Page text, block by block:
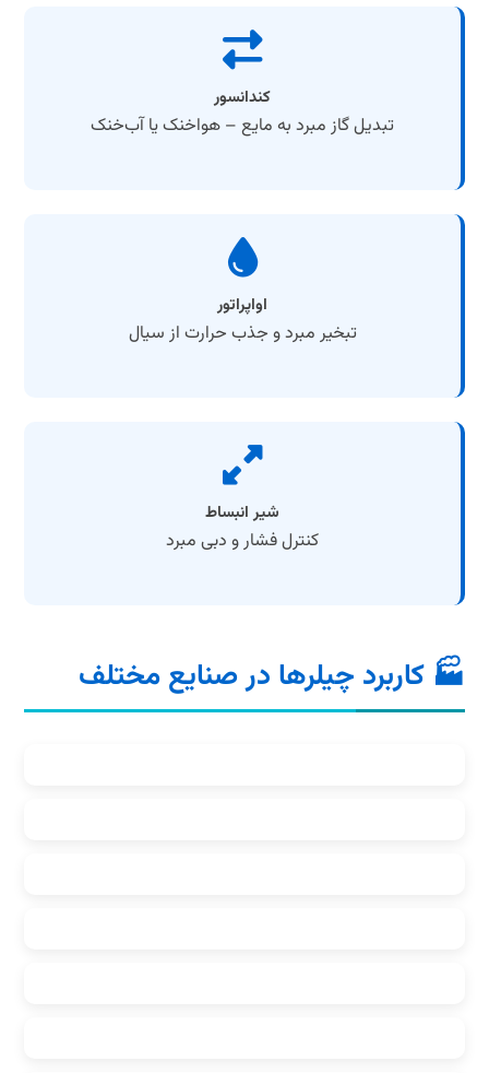
کندانسور
تبدیل گاز مبرد به مایع – هواخنک یا آب‌خنک
اواپراتور
تبخیر مبرد و جذب حرارت از سیال
شیر انبساط
کنترل فشار و دبی مبرد
🏭 کاربرد چیلرها در صنایع مختلف